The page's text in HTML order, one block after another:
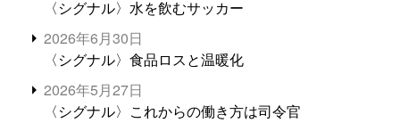
〈シグナル〉水を飲むサッカー
2026年6月30日
〈シグナル〉食品ロスと温暖化
2026年5月27日
〈シグナル〉これからの働き方は司令官